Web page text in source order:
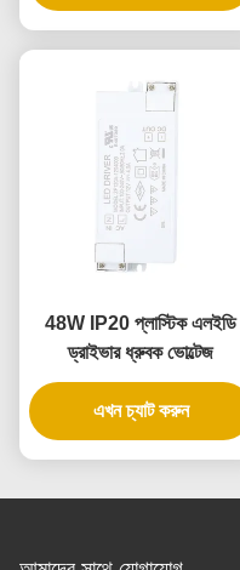
48W IP20 প্লাস্টিক এলইডি
ড্রাইভার ধ্রুবক ভোল্টেজ
এখন চ্যাট করুন